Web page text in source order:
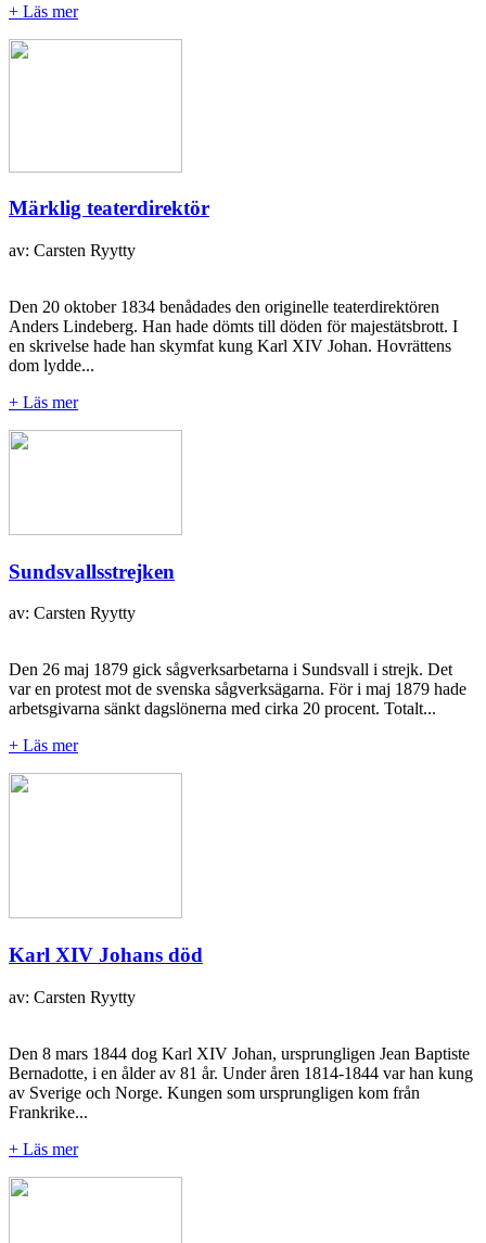
+ Läs mer
Märklig teaterdirektör
av: Carsten Ryytty
Den 20 oktober 1834 benådades den originelle teaterdirektören
Anders Lindeberg. Han hade dömts till döden för majestätsbrott. I
en skrivelse hade han skymfat kung Karl XIV Johan. Hovrättens
dom lydde...
+ Läs mer
Sundsvallsstrejken
av: Carsten Ryytty
Den 26 maj 1879 gick sågverksarbetarna i Sundsvall i strejk. Det
var en protest mot de svenska sågverksägarna. För i maj 1879 hade
arbetsgivarna sänkt dagslönerna med cirka 20 procent. Totalt...
+ Läs mer
Karl XIV Johans död
av: Carsten Ryytty
Den 8 mars 1844 dog Karl XIV Johan, ursprungligen Jean Baptiste
Bernadotte, i en ålder av 81 år. Under åren 1814-1844 var han kung
av Sverige och Norge. Kungen som ursprungligen kom från
Frankrike...
+ Läs mer